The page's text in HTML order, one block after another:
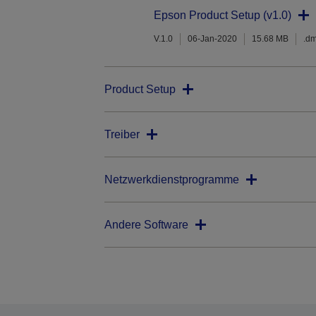
Epson Product Setup (v1.0)
V.1.0 06-Jan-2020 15.68 MB
Product Setup
Treiber
Netzwerkdienstprogramme
Andere Software